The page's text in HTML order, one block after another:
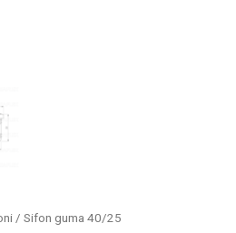
/ Sifon guma 40/25